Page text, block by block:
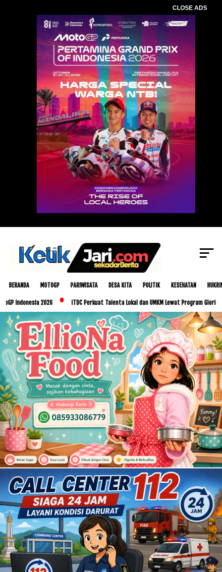
CLOSE ADS
BERANDA MOTOGP PARIWISATA DESA KITA POLITIK KESEHATAN
2026 ITDC Perkuat Talenta Lokal dan UMKM Lewat Program Glorious Golo